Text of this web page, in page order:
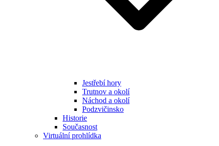
Jestřebí hory
Trutnov a okolí
Náchod a okolí
Podzvičinsko
Historie
Současnost
Virtuální prohlídka